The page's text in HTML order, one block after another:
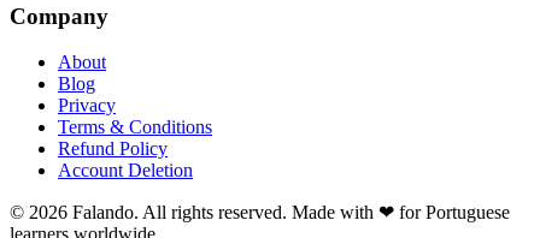
Company
About
Blog
Privacy
Terms & Conditions
Refund Policy
Account Deletion
© 2026 Falando. All rights reserved. Made with ❤ for Portuguese